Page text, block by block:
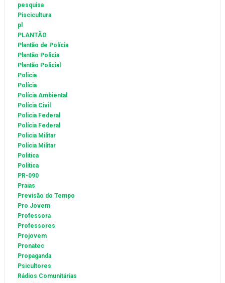
pesquisa
Piscicultura
pl
PLANTÃO
Plantão de Polícia
Plantão Policia
Plantão Policial
Policia
Polícia
Polícia Ambiental
Polícia Civil
Policia Federal
Polícia Federal
Policia Militar
Polícia Militar
Politica
Política
PR-090
Praias
Previsão do Tempo
Pro Jovem
Professora
Professores
Projovem
Pronatec
Propaganda
Psicultores
Rádios Comunitárias